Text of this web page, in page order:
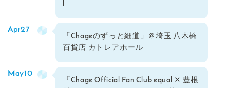
l
「Chageのずっと細道」＠埼玉 八木橋
百貨店 カトレアホール
Apr27
『Chage Official Fan Club equal ✕ 豊根
May10